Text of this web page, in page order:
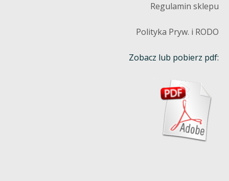
Regulamin sklepu
Polityka Pryw. i RODO
Zobacz lub pobierz pdf: